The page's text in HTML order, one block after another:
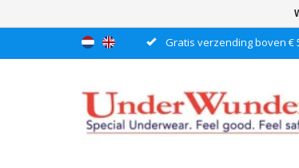
Gratis verzending boven €